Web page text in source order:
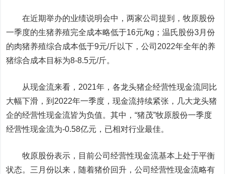
在近期举办的业绩说明会中，两家公司提到，牧原股份
一季度的生猪养殖完全成本略低于16元/kg；温氏股份3月份
的肉猪养殖综合成本低于9元/斤以下，公司2022年全年的养
猪综合成本目标为8-8.5元/斤。
从现金流来看，2021年，各龙头猪企经营性现金流同比
大幅下滑，到2022年一季度，现金流持续紧张，几大龙头猪
企的经营性现金流皆为负值。其中，“猪茂”牧原股份一季度
经营性现金流为-0.58亿元，已相对行业最佳。
牧原股份表示，目前公司经营性现金流基本上处于平衡
状态。三月份以来，随着猪价回升，公司经营性现金流略有